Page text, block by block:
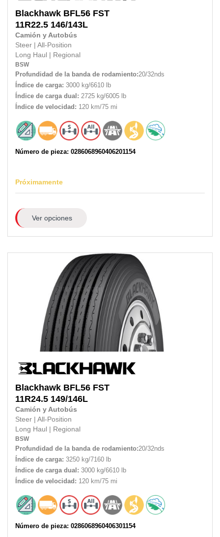
Blackhawk BFL56 FST
11R22.5 146/143L
Camión y Autobús
Steer | All-Position
Long Haul | Regional
BSW
Profundidad de la banda de rodamiento:20/32nds
Índice de carga: 3000 kg/6610 lb
Índice de carga dual: 2725 kg/6005 lb
Índice de velocidad: 120 km/75 mi
Número de pieza: 0286068960406201154
Próximamente
Ver opciones
Blackhawk BFL56 FST
11R24.5 149/146L
Camión y Autobús
Steer | All-Position
Long Haul | Regional
BSW
Profundidad de la banda de rodamiento:20/32nds
Índice de carga: 3250 kg/7160 lb
Índice de carga dual: 3000 kg/6610 lb
Índice de velocidad: 120 km/75 mi
Número de pieza: 0286068960406301154